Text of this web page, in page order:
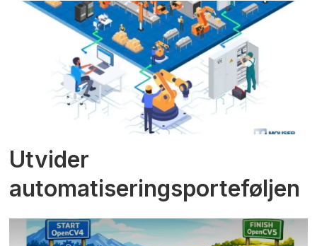
Utvider
automatiseringsporteføljen